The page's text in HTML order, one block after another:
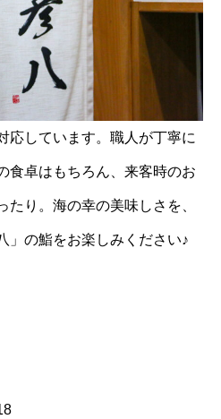
応しています。職人が丁寧に
食卓はもちろん、来客時のお
たり。海の幸の美味しさを、
」の鮨をお楽しみください♪